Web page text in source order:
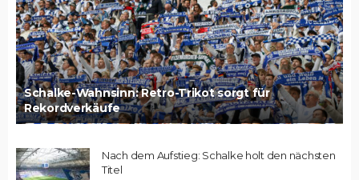
Schalke-Wahnsinn: Retro-Trikot sorgt für
Rekordverkäufe
Nach dem Aufstieg: Schalke holt den nächsten
Titel